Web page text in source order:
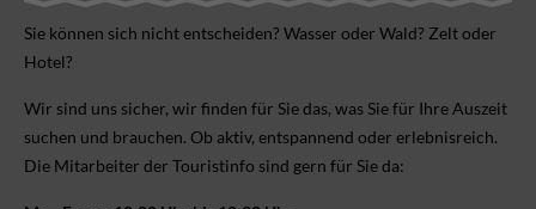
Sie können sich nicht ent­scheiden? Wasser oder Wald? Zelt oder
Hotel?
Wir sind uns sicher, wir finden für Sie das, was Sie für Ihre Aus­zeit
suchen und brauchen. Ob aktiv, ent­spannend oder erlebnis­reich.
Die Mitarbeiter der Touristinfo sind gern für Sie da: